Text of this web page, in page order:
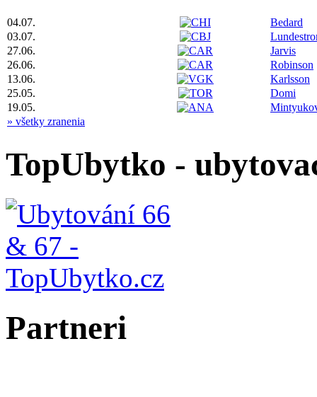
04.07.
Bedard
03.07.
27.06.
Jarvis
26.06.
Robinson
13.06.
Karlsson
25.05.
Domi
19.05.
» všetky zranenia
TopUbytko -
Partneri